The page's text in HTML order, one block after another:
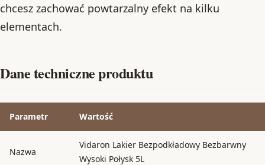
chcesz zachować powtarzalny efekt na kilku
elementach.
Dane techniczne produktu
Parametr Wartość
Nazwa
Vidaron Lakier Bezpodkładowy Bezbarwny
Wysoki Połysk 5L